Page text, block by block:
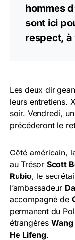
hommes
sont ici
respect, à
Les deux
leurs entretiens.
soir. Vendredi,
précéderont le
Côté américain,
au Trésor Scott
Rubio, le
l’ambassadeur
accompagné de
permanent du
étrangères Wang
He Lifeng.